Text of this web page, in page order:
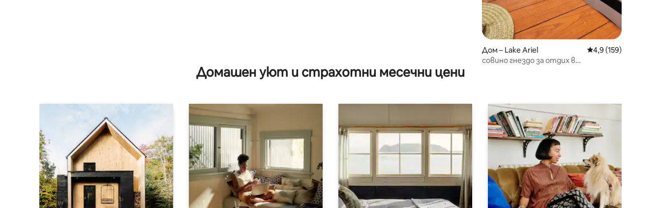
Дом – Lake Ariel Средна оценка: 4,9
4,9 (159)
совино гнездо за отдих в
Домашен уют и страхотни месечни цени